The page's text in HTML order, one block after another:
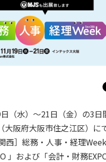
（水）～21日（金）の3日
大阪府大阪市住之江区）に
西］総務・人事・経理
」および「会計・財務